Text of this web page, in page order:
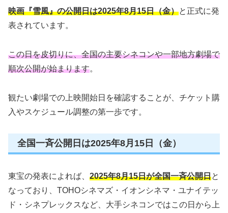
映画『雪風』の公開日は2025年8月15日（金）と正式に発
表されています。
この日を皮切りに、全国の主要シネコンや一部地方劇場で
順次公開が始まります。
観たい劇場での上映開始日を確認することが、チケット購
入やスケジュール調整の第一歩です。
全国一斉公開日は2025年8月15日（金）
東宝の発表によれば、 2025年8月15日が全国一斉公開日と
なっており、TOHOシネマズ・イオンシネマ・ユナイテッ
ド・シネプレックスなど、大手シネコンではこの日から上